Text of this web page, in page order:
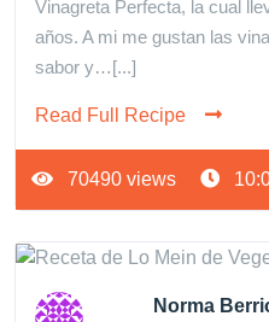
Vinagreta Perfecta, la cual
años. A mi me gustan las
sabor y…[...]
Read Full Recipe
70490 views
Norma